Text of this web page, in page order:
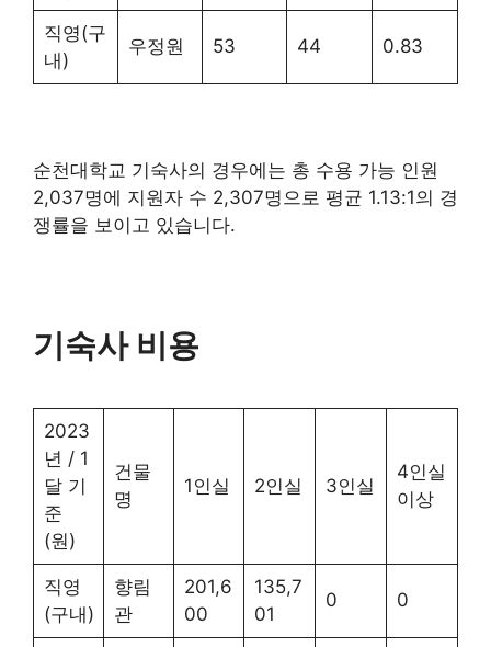
직영(구
내)
우정원 53 44 0.83
순천대학교 기숙사의 경우에는 총 수용 가능 인원
2,037명에 지원자 수 2,307명으로 평균 1.13:1의 경
쟁률을 보이고 있습니다.
기숙사 비용
2023
년 / 1
달 기
준
(원)
건물
명
1인실 2인실 3인실
4인실
이상
직영
(구내)
향림
관
201,6
00
135,7
01
0 0